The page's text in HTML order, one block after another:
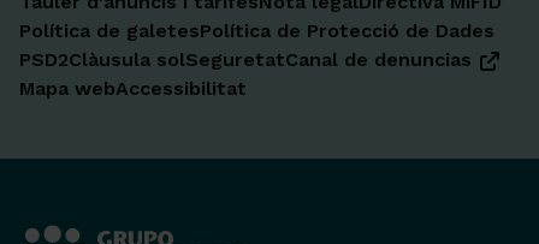
Política de galetesPolítica de Protecció de Dades
PSD2Clàusula solSeguretatCanal de denuncias
Mapa webAccessibilitat